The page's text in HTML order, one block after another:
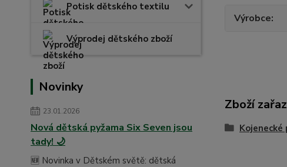
Potisk dětského textilu
Výprodej dětského zboží
Novinky
23.01.2026
Nová dětská pyžama Six Seven jsou
tady! 🌙
🆕 Novinka v Dětském světě: dětská
Výrobce
Zboží